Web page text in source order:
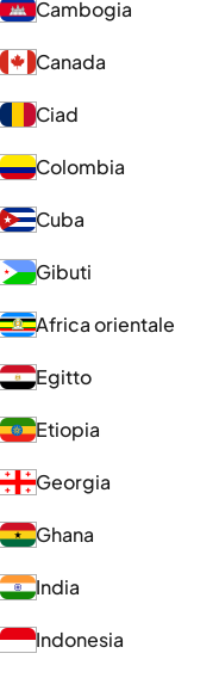
Cambogia
Canada
Ciad
Colombia
Cuba
Gibuti
Africa orientale
Egitto
Etiopia
Georgia
Ghana
India
Indonesia